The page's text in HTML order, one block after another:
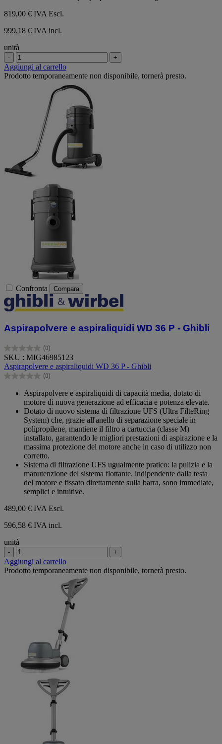
819,00 € IVA Escl.
999,18 € IVA incl.
unità
- +
Aggiungi al carrello
Prodotto temporaneamente non disponibile, tornerà presto.
Confronta Compara
Aspirapolvere e aspiraliquidi WD 36 P - Ghibli
(0)
0.0
su
5
stelle.
SKU : MIG46985123
Aspirapolvere e aspiraliquidi WD 36 P - Ghibli
(0)
0.0
Aspirapolvere e aspiraliquidi di capacità media, dotato di
motore di nuova generazione ad efficacia e potenza elevate.
Dotato di nuovo sistema di filtrazione UFS (Ultra FilteRing
System) che, grazie all'anello di separazione speciale in
polipropilene, mantiene il filtro a cartuccia (classe M)
installato, garantendo le migliori prestazioni di aspirazione e la
massima protezione del motore anche in caso di utilizzo non
corretto.
Sistema di filtrazione UFS ugualmente pratico: la pulizia e la
manutenzione del sistema flottante, indipendente dalla testa
del motore e fissato direttamente sulla barra, sono immediate,
semplici e intuitive.
489,00 € IVA Escl.
596,58 € IVA incl.
unità
- +
Aggiungi al carrello
Prodotto temporaneamente non disponibile, tornerà presto.